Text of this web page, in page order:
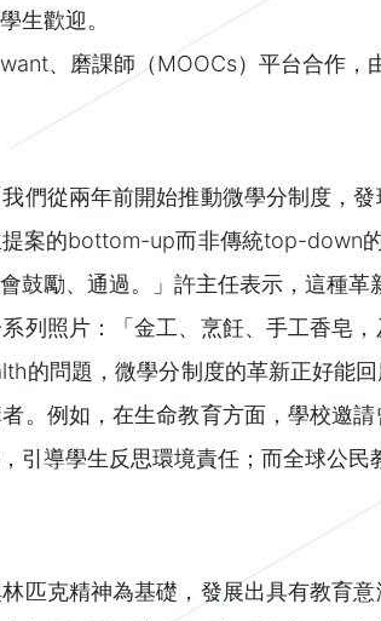
生歡迎。
、磨課師（MOOCs）平台合作，
們從兩年前開始推動微學分制度，
案的bottom-up而非傳統top-down
鼓勵、通過。」許主任表示，這種革
列照片：「金工、烹飪、手工香皂
的問題，微學分制度的革新正好能
。例如，在生命教育方面，學校邀
引導學生反思環境責任；而全球公
匹克精神為基礎，發展出具有教育